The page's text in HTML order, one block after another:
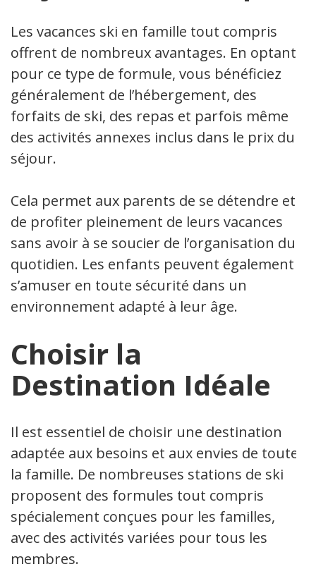
Les vacances ski en famille tout compris
offrent de nombreux avantages. En optant
pour ce type de formule, vous bénéficiez
généralement de l’hébergement, des
forfaits de ski, des repas et parfois même
des activités annexes inclus dans le prix du
séjour.
Cela permet aux parents de se détendre et
de profiter pleinement de leurs vacances
sans avoir à se soucier de l’organisation du
quotidien. Les enfants peuvent également
s’amuser en toute sécurité dans un
environnement adapté à leur âge.
Choisir la
Destination Idéale
Il est essentiel de choisir une destination
adaptée aux besoins et aux envies de toute
la famille. De nombreuses stations de ski
proposent des formules tout compris
spécialement conçues pour les familles,
avec des activités variées pour tous les
membres.